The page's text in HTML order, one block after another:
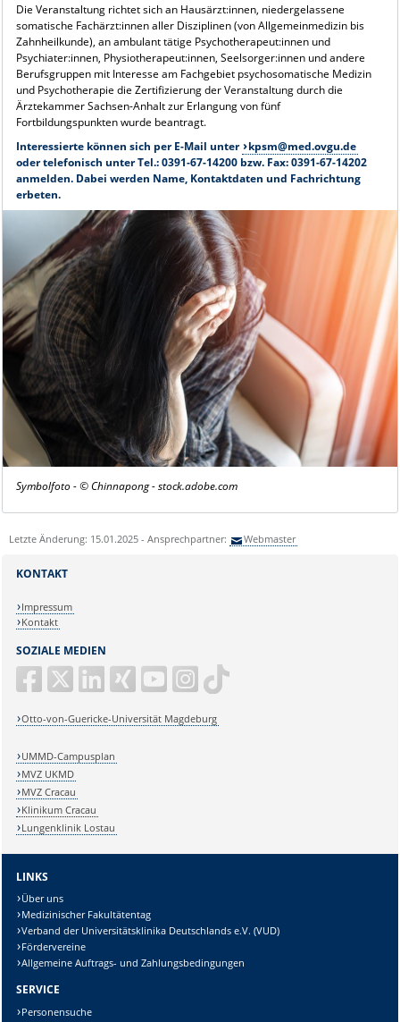
Die Veranstaltung richtet sich an Hausärzt:innen, niedergelassene
somatische Fachärzt:innen aller Disziplinen (von Allgemeinmedizin bis
Zahnheilkunde), an ambulant tätige Psychotherapeut:innen und
Psychiater:innen, Physiotherapeut:innen, Seelsorger:innen und andere
Berufsgruppen mit Interesse am Fachgebiet psychosomatische Medizin
und Psychotherapie die Zertifizierung der Veranstaltung durch die
Ärztekammer Sachsen-Anhalt zur Erlangung von fünf
Fortbildungspunkten wurde beantragt.
Interessierte können sich per E-Mail unter kpsm@med.ovgu.de
oder telefonisch unter Tel.: 0391-67-14200 bzw. Fax: 0391-67-14202
anmelden. Dabei werden Name, Kontaktdaten und Fachrichtung
erbeten.
Symbolfoto - © Chinnapong - stock.adobe.com
Letzte Änderung: 15.01.2025 - Ansprechpartner: Webmaster
SOZIALE MEDIEN
Otto-von-Guericke-Universität Magdeburg
KONTAKT
Impressum
Kontakt
UMMD-Campusplan
MVZ UKMD
MVZ Cracau
Klinikum Cracau
Lungenklinik Lostau
LINKS
Über uns
Medizinischer Fakultätentag
Verband der Universitätsklinika Deutschlands e.V. (VUD)
Fördervereine
Allgemeine Auftrags- und Zahlungsbedingungen
SERVICE
Personensuche